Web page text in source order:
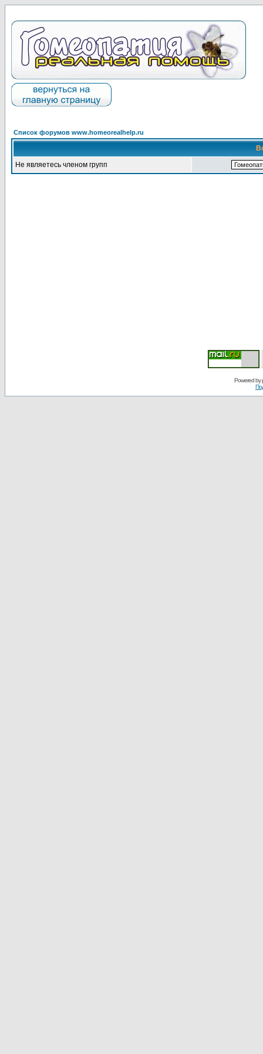
Список форумов www.homeorealhelp.ru
Не являетесь членом групп
Powered by